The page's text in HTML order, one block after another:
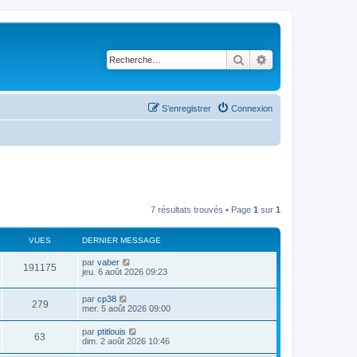
Rechercher
Connexion
S’enregistrer
7 résultats trouvés • Page 1 sur 1
VUES DERNIER MESSAGE
191175
u
D
e
n
i
e
r
m
e
s
par vaber
jeu. 6 août 2026 09:23
279V
u
D
e
i
e
par cp38
mer. 5 août 2026 09:00
63
D
e
par ptitlouis
dim. 2 août 2026 10:46